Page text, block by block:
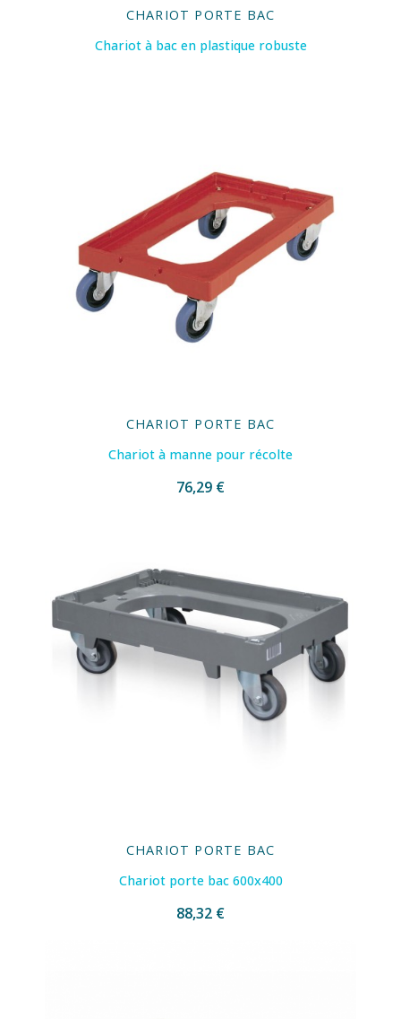
CHARIOT PORTE BAC
Chariot à bac en plastique robuste
CHARIOT PORTE BAC
Chariot à manne pour récolte
76,29 €
CHARIOT PORTE BAC
Chariot porte bac 600x400
88,32 €